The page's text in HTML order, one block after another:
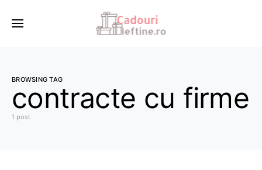
BROWSING TAG
contracte cu firme
1 post